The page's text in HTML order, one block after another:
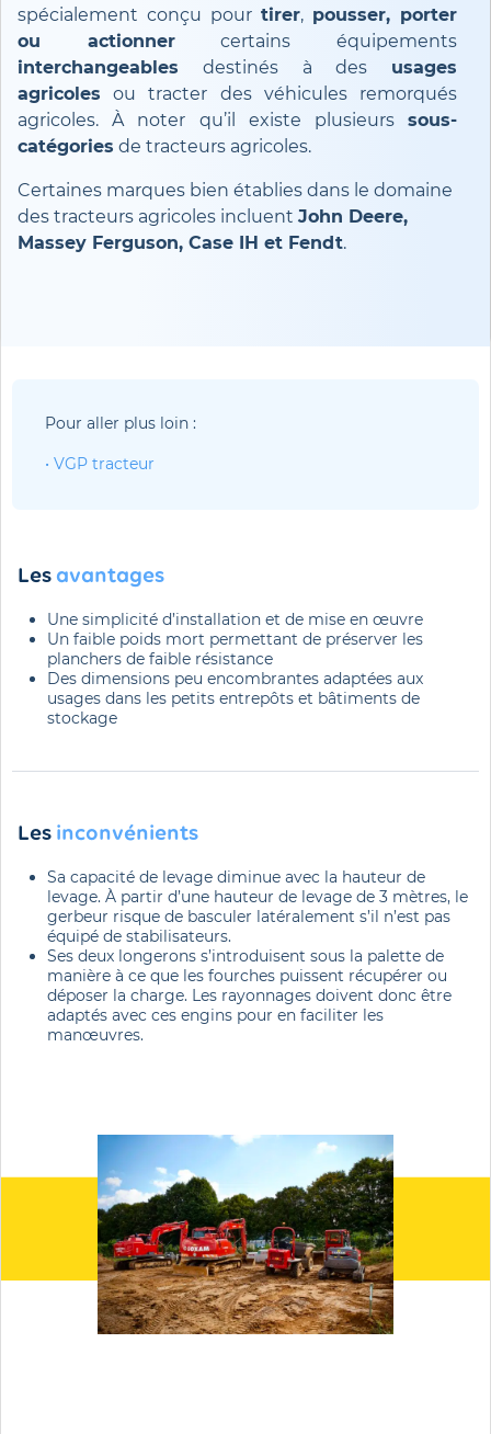
spécialement conçu pourtirer, pousser, porter
ou actionnercertains équipements
interchangeables destinés à des usages
agricoles ou tracter des véhicules remorqués
agricoles. À noter qu’il existe plusieurs sous-
catégories de tracteurs agricoles.
Certaines marques bien établies dans le domaine
des tracteurs agricoles incluent John Deere,
Massey Ferguson, Case IH et Fendt.
Pour aller plus loin :
• VGP tracteur
Les avantages
Une simplicité d’installation et de mise en œuvre
Un faible poids mort permettant de préserver les
planchers de faible résistance
Des dimensions peu encombrantes adaptées aux
usages dans les petits entrepôts et bâtiments de
stockage
Les inconvénients
Sa capacité de levage diminue avec la hauteur de
levage. À partir d’une hauteur de levage de 3 mètres, le
gerbeur risque de basculer latéralement s’il n’est pas
équipé de stabilisateurs.
Ses deux longerons s’introduisent sous la palette de
manière à ce que les fourches puissent récupérer ou
déposer la charge. Les rayonnages doivent donc être
adaptés avec ces engins pour en faciliter les
manœuvres.